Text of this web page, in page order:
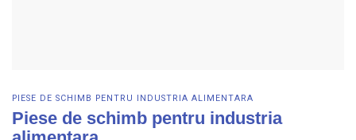
PIESE DE SCHIMB PENTRU INDUSTRIA ALIMENTARA
Piese de schimb pentru industria